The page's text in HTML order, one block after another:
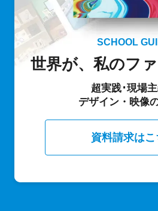
SCHOOL
世界が、私のファ
超実践･現場
デザイン・映像
資料請求はこ